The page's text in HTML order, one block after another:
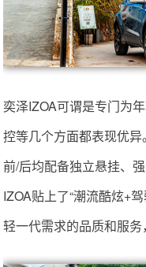
奕泽IZOA可谓是专门为
控等几个方面都表现优异
前/后均配备独立悬挂、
IZOA贴上了“潮流酷炫+
轻一代需求的品质和服务